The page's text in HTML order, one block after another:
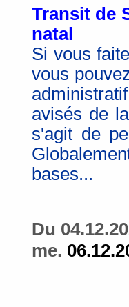
Transit de
natal
Si vous
vous
avisés de
s'agit de
bases...
Du
me.